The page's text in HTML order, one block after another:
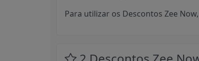
Para utilizar os Descontos Zee